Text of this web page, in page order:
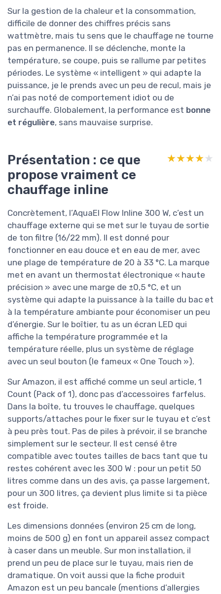
Sur la gestion de la chaleur et la consommation,
difficile de donner des chiffres précis sans
wattmètre, mais tu sens que le chauffage ne tourne
pas en permanence. Il se déclenche, monte la
température, se coupe, puis se rallume par petites
périodes. Le système « intelligent » qui adapte la
puissance, je le prends avec un peu de recul, mais je
n’ai pas noté de comportement idiot ou de
surchauffe. Globalement, la performance est bonne
et régulière, sans mauvaise surprise.
Présentation : ce que
propose vraiment ce
chauffage inline
★★★★★
★★★★★
Concrètement, l’AquaEl Flow Inline 300 W, c’est un
chauffage externe qui se met sur le tuyau de sortie
de ton filtre (16/22 mm). Il est donné pour
fonctionner en eau douce et en eau de mer, avec
une plage de température de 20 à 33 °C. La marque
met en avant un thermostat électronique « haute
précision » avec une marge de ±0,5 °C, et un
système qui adapte la puissance à la taille du bac et
à la température ambiante pour économiser un peu
d’énergie. Sur le boîtier, tu as un écran LED qui
affiche la température programmée et la
température réelle, plus un système de réglage
avec un seul bouton (le fameux « One Touch »).
Sur Amazon, il est affiché comme un seul article, 1
Count (Pack of 1), donc pas d’accessoires farfelus.
Dans la boîte, tu trouves le chauffage, quelques
supports/attaches pour le fixer sur le tuyau et c’est
à peu près tout. Pas de piles à prévoir, il se branche
simplement sur le secteur. Il est censé être
compatible avec toutes tailles de bacs tant que tu
restes cohérent avec les 300 W : pour un petit 50
litres comme dans un des avis, ça passe largement,
pour un 300 litres, ça devient plus limite si ta pièce
est froide.
Les dimensions données (environ 25 cm de long,
moins de 500 g) en font un appareil assez compact
à caser dans un meuble. Sur mon installation, il
prend un peu de place sur le tuyau, mais rien de
dramatique. On voit aussi que la fiche produit
Amazon est un peu bancale (mentions d’allergies